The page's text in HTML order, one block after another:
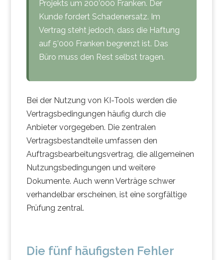
Projekts um 200’000 Franken. Der
Kunde fordert Schadenersatz. Im
Vertrag steht jedoch, dass die Haftung
auf 5’000 Franken begrenzt ist. Das
Büro muss den Rest selbst tragen.
Bei der Nutzung von KI-Tools werden die
Vertragsbedingungen häufig durch die
Anbieter vorgegeben. Die zentralen
Vertragsbestandteile umfassen den
Auftragsbearbeitungsvertrag, die allgemeinen
Nutzungsbedingungen und weitere
Dokumente. Auch wenn Verträge schwer
verhandelbar erscheinen, ist eine sorgfältige
Prüfung zentral.
Die fünf häufigsten Fehler